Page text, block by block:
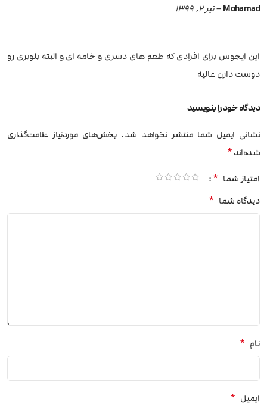
Mohamad
–تیر 2, 1399
این ایجوس برای افرادی که طعم های دسری و خامه ای و البته بلوبری رو
دوست دارن عالیه
دیدگاه خود را بنویسید
نشانی ایمیل شما منتشر نخواهد شد. بخش‌های موردنیاز علامت‌گذاری
شده‌اند*
امتیاز شما *
دیدگاه شما *
نام *
ایمیل *